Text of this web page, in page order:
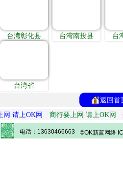
台湾彰化县 台湾南投县 台
台湾省
返回首
网 请上OK网 商行要上网 请上OK网
电话：13630466663 ©OK新蓝网络